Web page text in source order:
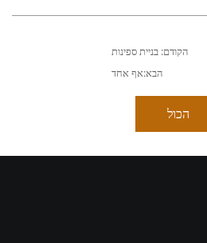
הקודם: בניית ספינות
הבא:אף אחד
הכול